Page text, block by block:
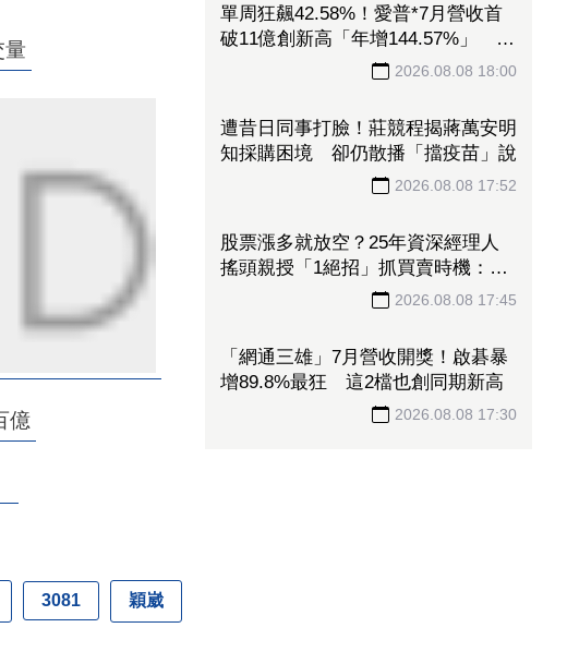
億
3081 穎崴
單周狂飆42.58%！愛普*7月營收首
破11億創新高「年增144.57%」 重
遭昔日同事打臉！莊競程揭蔣萬安明